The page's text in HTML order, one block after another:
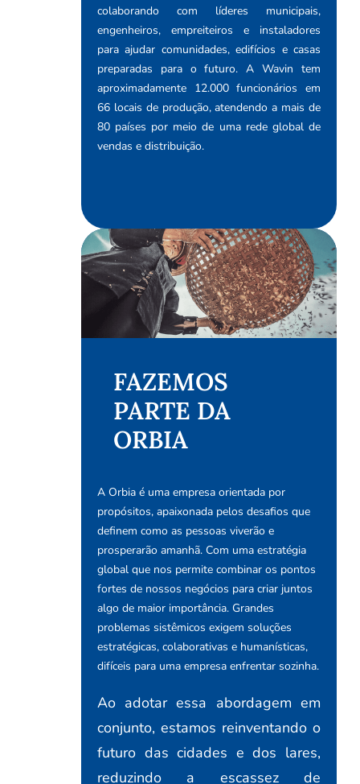
colaborando com líderes municipais,
engenheiros, empreiteiros e instaladores
para ajudar comunidades, edifícios e casas
preparadas para o futuro. A Wavin tem
aproximadamente 12.000 funcionários em
66 locais de produção, atendendo a mais de
80 países por meio de uma rede global de
vendas e distribuição.
FAZEMOS
PARTE DA
ORBIA
A Orbia é uma empresa orientada por
propósitos, apaixonada pelos desafios que
definem como as pessoas viverão e
prosperarão amanhã. Com uma estratégia
global que nos permite combinar os pontos
fortes de nossos negócios para criar juntos
algo de maior importância. Grandes
problemas sistêmicos exigem soluções
estratégicas, colaborativas e humanísticas,
difíceis para uma empresa enfrentar sozinha.
Ao adotar essa abordagem em
conjunto, estamos reinventando o
futuro das cidades e dos lares,
reduzindo a escassez de